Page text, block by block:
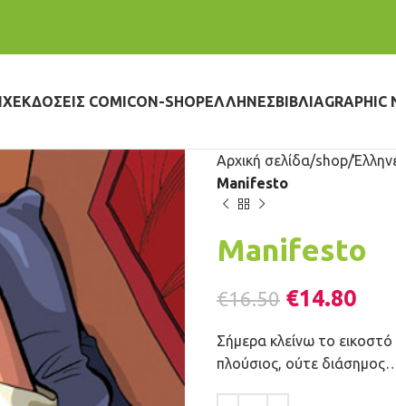
ΕΚΔΌΣΕΙΣ COMICON-SHOPΈΛΛΗΝΕΣΒΙΒΛΊΑGRAPHIC
Αρχική σελίδα shop
Manifesto
Manifesto
€16.50 €14.80
Σήμερα κλείνω το εικοστό
πλούσιος, ούτε